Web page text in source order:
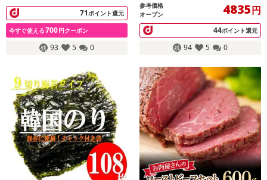
71ポイント還元
今すぐ使える700円クーポン
93 5 0
参考価格
オープン
4835円
44ポイント還元
94 5 0